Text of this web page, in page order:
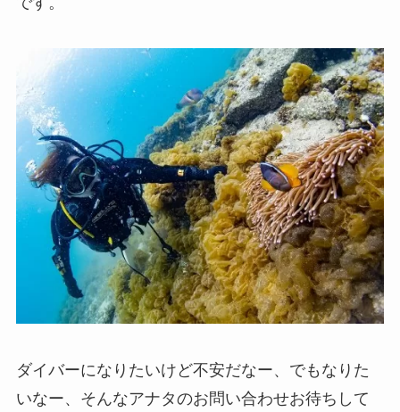
ダイバーになりたいけど不安だなー、でもなりた
いなー、そんなアナタのお問い合わせお待ちして